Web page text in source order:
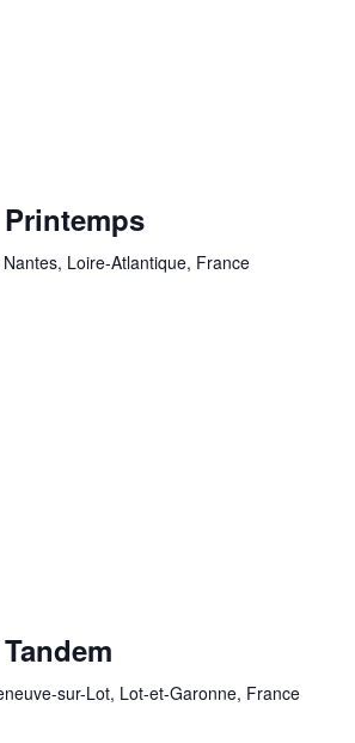
Loire-Atlantique, France
sur-Lot, Lot-et-Garonne, France